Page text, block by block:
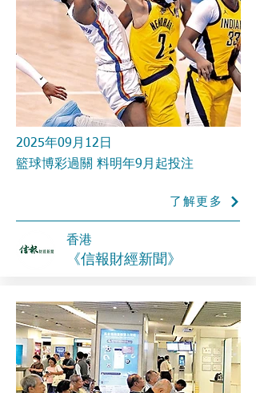
2025年09月12日
籃球博彩過關 料明年9月起投注
了解更多
香港
《信報財經新聞》